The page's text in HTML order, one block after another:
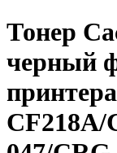
Тонер
черный
CF218A/